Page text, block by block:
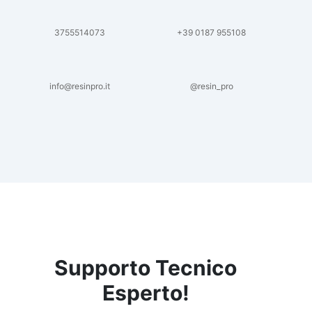
3755514073 +39 0187 955108
info@resinpro.it @resin_pro
Supporto Tecnico
Esperto!